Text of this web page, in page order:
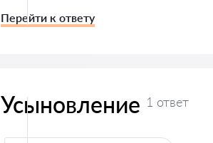
Перейти к ответу
Усыновление 1 ответ